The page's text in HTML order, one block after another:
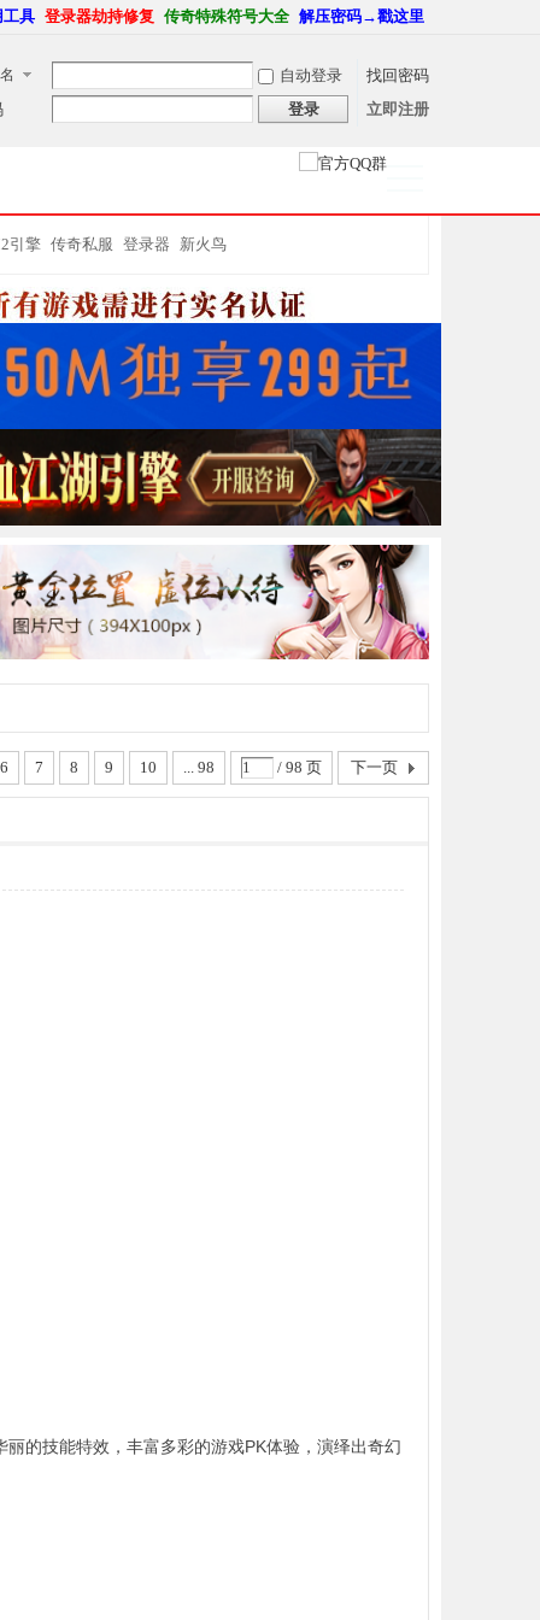
具 登录器劫持修复 传奇特殊符号大全 解压密码→戳这里
自动登录
找回密码
登录 立即注册
引擎 传奇私服 登录器 新火鸟
6 7 8 9 10 ... 98 / 98 页 下一页
的技能特效，丰富多彩的游戏PK体验，演绎出奇幻